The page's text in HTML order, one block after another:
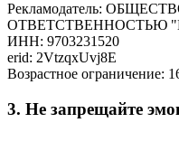
Рекламодатель:
ОТВЕТСТВЕННОСТЬЮ
ИНН: 9703231520
erid: 2VtzqxUvj8E
Возрастное ограничение:
3. Не запрещайте